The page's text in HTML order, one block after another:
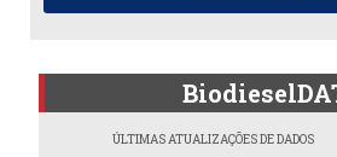
ÚLTIMAS ATUALIZAÇÕES DE DADOS